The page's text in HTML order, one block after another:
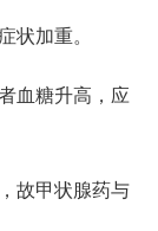
状加重。
血糖升高，应
故甲状腺药与